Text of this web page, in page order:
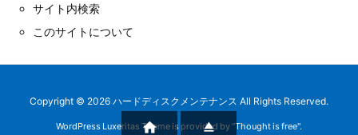
サイト内検索
このサイトについて
Copyright © 2026 ハードディスクメンテナンス All Rights Reserved.
WordPress Luxeritas Theme is provided by "Thought is free".
 